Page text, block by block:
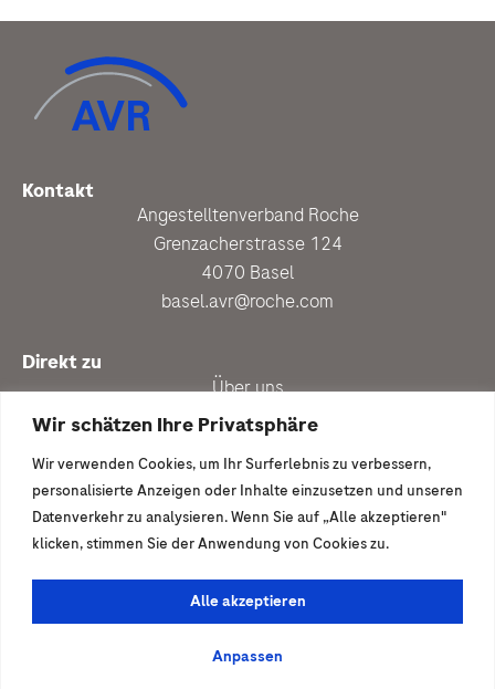
Wir schätzen Ihre Privatsphäre
Wir verwenden Cookies, um Ihr Surferlebnis zu verbessern,
personalisierte Anzeigen oder Inhalte einzusetzen und unseren
Datenverkehr zu analysieren. Wenn Sie auf „Alle akzeptieren"
klicken, stimmen Sie der Anwendung von Cookies zu.
Anpassen
Alle akzeptieren
Kontakt
Angestelltenverband Roche
Grenzacherstrasse 124
4070 Basel
basel.avr@roche.com
Direkt zu
Über uns
Personalberatung
Vergünstigungen
Newsletter anmelden
Ich wäre gern dabei
Mitglied werden
© 2026 | Angestelltenverband Roche